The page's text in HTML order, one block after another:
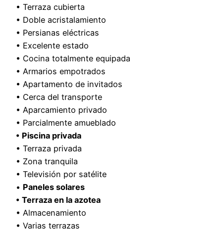
• Terraza cubierta
• Doble acristalamiento
• Persianas eléctricas
• Excelente estado
• Cocina totalmente equipada
• Armarios empotrados
• Apartamento de invitados
• Cerca del transporte
• Aparcamiento privado
• Parcialmente amueblado
• Piscina privada
• Terraza privada
• Zona tranquila
• Televisión por satélite
• Paneles solares
• Terraza en la azotea
• Almacenamiento
• Varias terrazas